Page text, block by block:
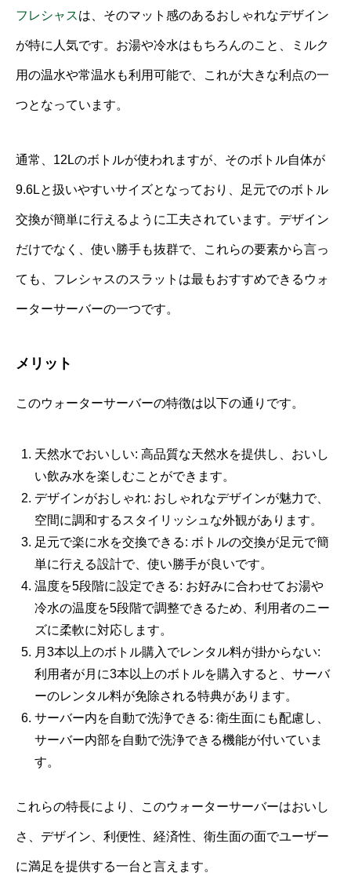
フレシャスは、そのマット感のあるおしゃれなデザイン
が特に人気です。お湯や冷水はもちろんのこと、ミルク
用の温水や常温水も利用可能で、これが大きな利点の一
つとなっています。
通常、12Lのボトルが使われますが、そのボトル自体が
9.6Lと扱いやすいサイズとなっており、足元でのボトル
交換が簡単に行えるように工夫されています。デザイン
だけでなく、使い勝手も抜群で、これらの要素から言っ
ても、フレシャスのスラットは最もおすすめできるウォ
ーターサーバーの一つです。
メリット
このウォーターサーバーの特徴は以下の通りです。
天然水でおいしい: 高品質な天然水を提供し、おいし
い飲み水を楽しむことができます。
デザインがおしゃれ: おしゃれなデザインが魅力で、
空間に調和するスタイリッシュな外観があります。
足元で楽に水を交換できる: ボトルの交換が足元で簡
単に行える設計で、使い勝手が良いです。
温度を5段階に設定できる: お好みに合わせてお湯や
冷水の温度を5段階で調整できるため、利用者のニー
ズに柔軟に対応します。
月3本以上のボトル購入でレンタル料が掛からない:
利用者が月に3本以上のボトルを購入すると、サーバ
ーのレンタル料が免除される特典があります。
サーバー内を自動で洗浄できる: 衛生面にも配慮し、
サーバー内部を自動で洗浄できる機能が付いていま
す。
これらの特長により、このウォーターサーバーはおいし
さ、デザイン、利便性、経済性、衛生面の面でユーザー
に満足を提供する一台と言えます。